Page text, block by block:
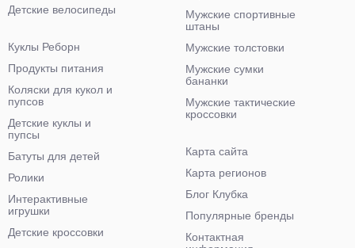
Детские велосипеды
Мужские спортивные
штаны
Мужские толстовки
Мужские сумки
бананки
Мужские тактические
кроссовки
Куклы Реборн
Продукты питания
Коляски для кукол и
пупсов
Детские куклы и
пупсы
Батуты для детей
Ролики
Интерактивные
игрушки
Детские кроссовки
Карта сайта
Карта регионов
Блог Клубка
Популярные бренды
Контактная